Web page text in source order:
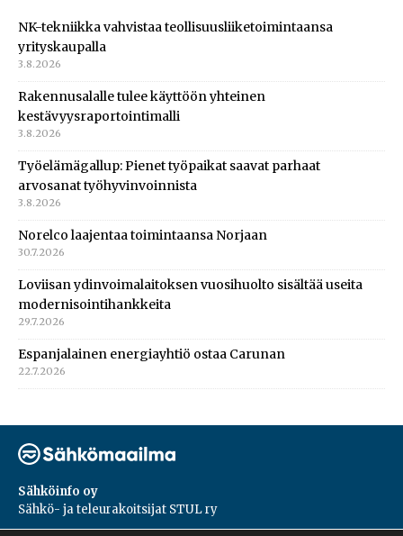
NK-tekniikka vahvistaa teollisuusliiketoimintaansa
yrityskaupalla
3.8.2026
Rakennusalalle tulee käyttöön yhteinen
kestävyysraportointimalli
3.8.2026
Työelämägallup: Pienet työpaikat saavat parhaat
arvosanat työhyvinvoinnista
3.8.2026
Norelco laajentaa toimintaansa Norjaan
30.7.2026
Loviisan ydinvoimalaitoksen vuosihuolto sisältää useita
modernisointihankkeita
29.7.2026
Espanjalainen energiayhtiö ostaa Carunan
22.7.2026
Sähköinfo oy
Sähkö- ja teleurakoitsijat STUL ry